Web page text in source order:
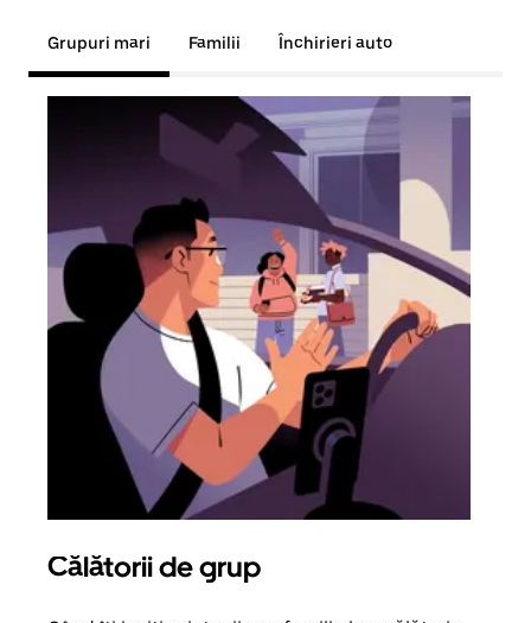
Grupuri mari Familii Închirieri auto
Călătorii de grup